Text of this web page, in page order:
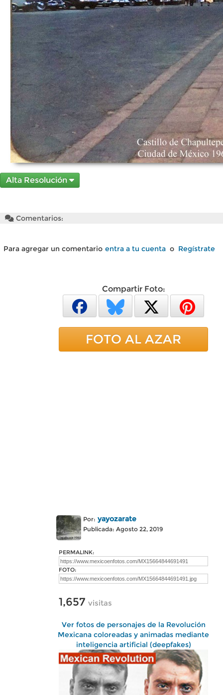
Alta Resolución
Comentarios:
Para agregar un comentario entra a tu cuenta o Regístrate
Compartir Foto:
FOTO AL AZAR
Por: yayozarate
Publicada: Agosto 22, 2019
PERMALINK:
FOTO:
1,657 visitas
Ver fotos de personajes de la Revolución
Mexicana coloreadas y animadas mediante
inteligencia artificial (deepfakes)